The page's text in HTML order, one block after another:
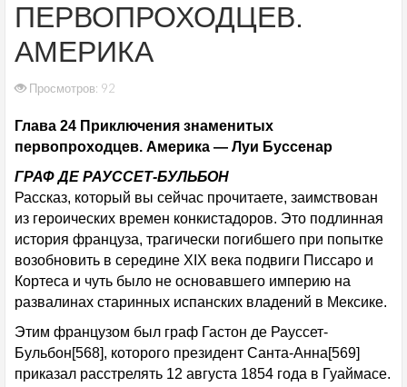
ПЕРВОПРОХОДЦЕВ.
АМЕРИКА
Просмотров: 92
Глава 24 Приключения знаменитых
первопроходцев. Америка — Луи Буссенар
ГРАФ ДЕ РАУССЕТ-БУЛЬБОН
Рассказ, который вы сейчас прочитаете, заимствован
из героических времен конкистадоров. Это подлинная
история француза, трагически погибшего при попытке
возобновить в середине XIX века подвиги Писсаро и
Кортеса и чуть было не основавшего империю на
развалинах старинных испанских владений в Мексике.
Этим французом был граф Гастон де Рауссет-
Бульбон[568], которого президент Санта-Анна[569]
приказал расстрелять 12 августа 1854 года в Гуаймасе.